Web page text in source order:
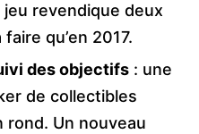
revendique deux
qu’en 2017.
des objectifs : une
de collectibles
Un nouveau